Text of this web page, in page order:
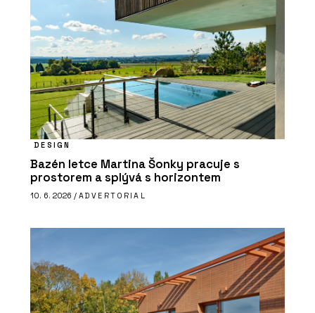
DESIGN
Bazén letce Martina Šonky pracuje s
prostorem a splývá s horizontem
10. 6. 2026 / ADVERTORIAL